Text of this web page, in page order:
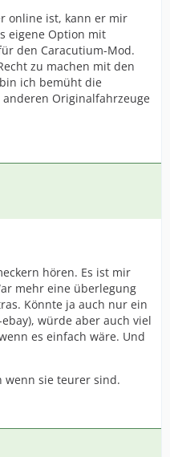
online ist, kann er mir
eigene Option mit
den Caracutium-Mod.
zu machen mit den
ich bemüht die
Originalfahrzeuge
hören. Es ist mir
mehr eine überlegung
Könnte ja auch nur ein
würde aber auch viel
es einfach wäre. Und
wenn sie teurer sind.